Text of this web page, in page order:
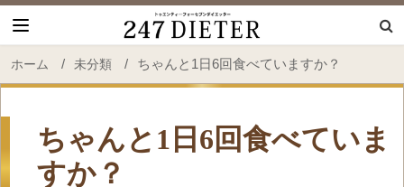
247 Dieter
ホーム / 未分類 / ちゃんと1日6回食べていますか？
ちゃんと1日6回食べていま
すか？